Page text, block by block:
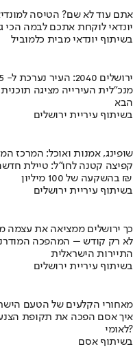
אתם עוד לא שם? הטיסה
יונדאי לוקחת אתכם לבמה הכי
בשיתוף יונדאי מבית כלמוביל
ירושלים 2040: העיר נערכת ל- 1.5 מליון תושבים
מנכ"לית העירייה מציגה
הבא
בשיתוף עיריית ירושלים
שופינג, אמנות ואוכל: המרכז
קפיצה קטנה לחו"ל: טיילת
בהשקעה של 100 מיליון ₪
בשיתוף עיריית ירושלים
כך ירושלים ממציאה את עצמה
לא רק קודש – המהפכה
התיירות הישראלית
בשיתוף עיריית ירושלים
מאחורי הקלעים של הטעם
לאומי?
בשיתוף אסם